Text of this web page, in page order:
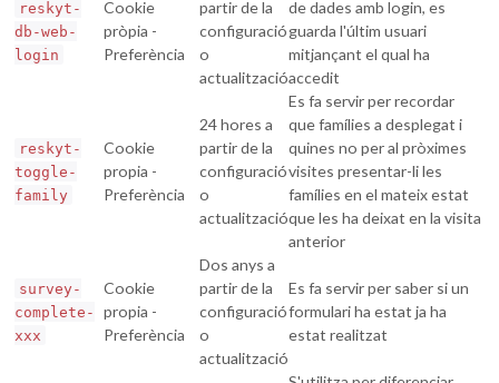
reskyt-
db-web-
login
Cookie
pròpia -
Preferència
partir de la
configuració
o
actualització
de dades amb login, es
guarda l'últim usuari
mitjançant el qual ha
accedit
reskyt-
toggle-
family
Cookie
propia -
Preferència
24 hores a
partir de la
configuració
o
actualització
Es fa servir per recordar
que famílies a desplegat i
quines no per al pròximes
visites presentar-li les
famílies en el mateix estat
que les ha deixat en la visita
anterior
survey-
complete-
xxx
Cookie
propia -
Preferència
Dos anys a
partir de la
configuració
o
actualització
Es fa servir per saber si un
formulari ha estat ja ha
estat realitzat